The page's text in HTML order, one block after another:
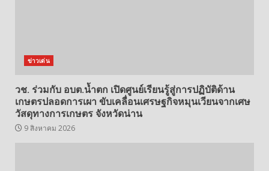
ข่าวเด่น
วช. ร่วมกับ อบต.น้ำตก เปิดศูนย์เรียนรู้สู่การปฏิบัติด้าน
เกษตรปลอดการเผา ขับเคลื่อนเศรษฐกิจหมุนเวียนจากเศษ
วัสดุทางการเกษตร จังหวัดน่าน
9 สิงหาคม 2026